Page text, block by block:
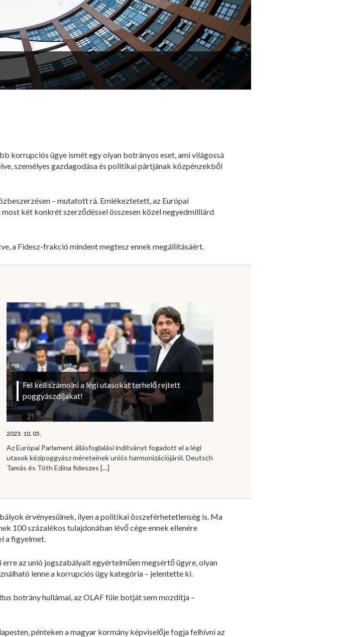
korrupciós ügye ismét egy olyan botrányos eset, ami világossá
személyes gazdagodása és politikai pártjának közpénzekből
– mutatott rá. Emlékeztetett, az Európai
két konkrét szerződéssel összesen közel negyedmilliárd
a Fidesz-frakció mindent megtesz ennek megállításáért.
Fel kell számolni a légi utasokat terhelő rejtett
poggyászdíjakat!
2023. 10. 05.
Az Európai Parlament állásfoglalási indítványt fogadott el a légi
utasok kézipoggyász méreteinek uniós harmonizációjáról. Deutsch
Tamás és Tóth Edina fideszes […]
érvényesülnek, ilyen a politikai összeférhetetlenség is. Ma
100 százalékos tulajdonában lévő cége ennek ellenére
a figyelmet.
az unió jogszabályait egyértelműen megsértő ügyre, olyan
lenne a korrupciós ügy kategória – jelentette ki.
botrány hullámai, az OLAF füle botját sem mozdítja –
pénteken a magyar kormány képviselője fogja felhívni az